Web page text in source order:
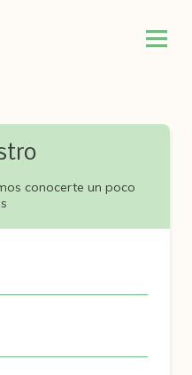
conocerte un poco